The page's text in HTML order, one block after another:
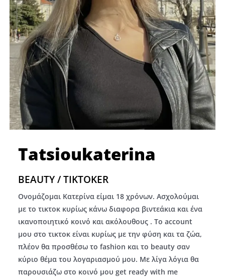
Tatsioukaterina
BEAUTY / TIKTOKER
Ονομάζομαι Κατερίνα είμαι 18 χρόνων. Ασχολούμαι
με το τικτοκ κυρίως κάνω διαφορα βιντεάκια και ένα
ικανοποιητικό κοινό και ακόλουθους . Το account
μου στο τικτοκ είναι κυρίως με την φύση και τα ζώα,
πλέον θα προσθέσω το fashion και το beauty σαν
κύριο θέμα του λογαριασμού μου. Με λίγα λόγια θα
παρουσιάζω στο κοινό μου get ready with me